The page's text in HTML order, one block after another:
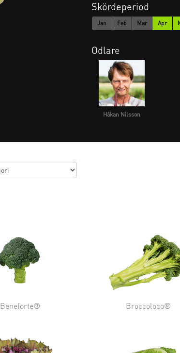
Skördeperiod
Jan Feb Mar Apr
Odlare
Håkan Nilsson
Beneforte® Broccoloco®